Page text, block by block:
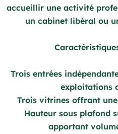
accueillir une activité
un cabinet libéral ou
Trois entrées
exploitations
Trois vitrines offrant
Hauteur sous plafond
apportant